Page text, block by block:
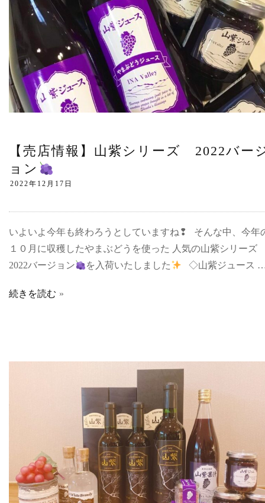
【売店情報】山紫シリーズ 2022バー
ョン
いよいよ今年も終わろうとしていますね❢ そんな中、今年
１０月に収穫したやまぶどうを使った 人気の山紫シリーズ
2022バージョン
を入荷いたしました ◇山紫ジュース
続きを読む